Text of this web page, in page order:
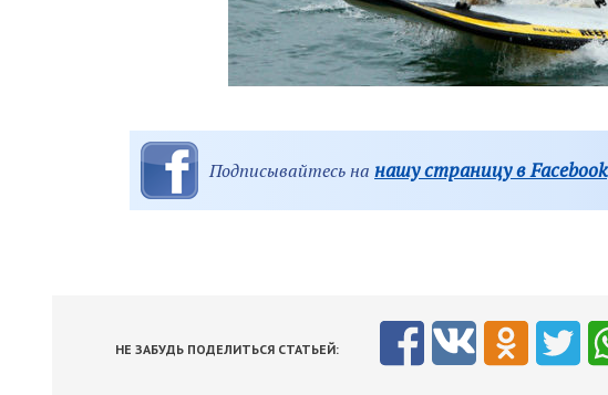
Подписывайтесь на нашу страницу в Facebook
НЕ ЗАБУДЬ ПОДЕЛИТЬСЯ СТАТЬЕЙ: